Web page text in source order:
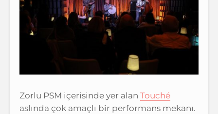
Zorlu PSM içerisinde yer alan Touché
aslında çok amaçlı bir performans mekanı.